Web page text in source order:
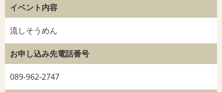
イベント内容
流しそうめん
お申し込み先電話番号
089-962-2747